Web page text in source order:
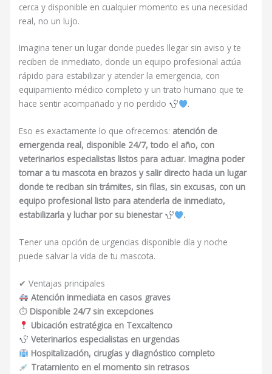
cerca y disponible en cualquier momento es una necesidad
real, no un lujo.
Imagina tener un lugar donde puedes llegar sin aviso y te
reciben de inmediato, donde un equipo profesional actúa
rápido para estabilizar y atender la emergencia, con
equipamiento médico completo y un trato humano que te
hace sentir acompañado y no perdido
.
Eso es exactamente lo que ofrecemos: atención de
emergencia real, disponible 24/7, todo el año, con
veterinarios especialistas listos para actuar. Imagina poder
tomar a tu mascota en brazos y salir directo hacia un lugar
donde te reciban sin trámites, sin filas, sin excusas, con un
equipo profesional listo para atenderla de inmediato,
estabilizarla y luchar por su bienestar
.
Tener una opción de urgencias disponible día y noche
puede salvar la vida de tu mascota.
✔ Ventajas principales
Atención inmediata en casos graves
⏱ Disponible 24/7 sin excepciones
Ubicación estratégica en Texcaltenco
Veterinarios especialistas en urgencias
Hospitalización, cirugías y diagnóstico completo
Tratamiento en el momento sin retrasos